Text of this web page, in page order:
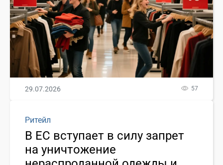
29.07.2026 57
Ритейл
В ЕС вступает в силу запрет
на уничтожение